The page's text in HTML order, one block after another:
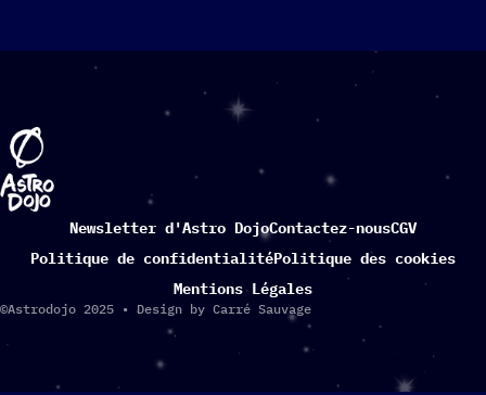
Newsletter d'Astro DojoContactez-nousCGV
Politique de confidentialitéPolitique des cookies
Mentions Légales
©Astrodojo 2025 • Design by Carré Sauvage